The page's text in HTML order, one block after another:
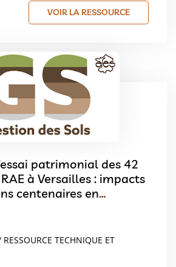
VOIR LA RESSOURCE
patrimonial des 42
à Versailles : impacts
centenaires en
RESSOURCE TECHNIQUE ET